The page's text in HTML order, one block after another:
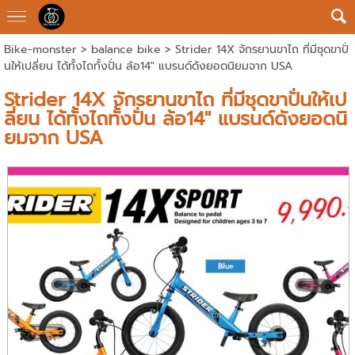
Bike-monster> balance bike > Strider 14X จักรยานขาไถ ที่มีชุดขาปั่
นให้เปลี่ยน ได้ทั้งไถทั้งปั่น ล้อ14" แบรนด์ดังยอดนิยมจาก USA
Strider 14X จักรยานขาไถ ที่มีชุดขาปั่นให้เป
ลี่ยน ได้ทั้งไถทั้งปั่น ล้อ14" แบรนด์ดังยอดนิ
ยมจาก USA